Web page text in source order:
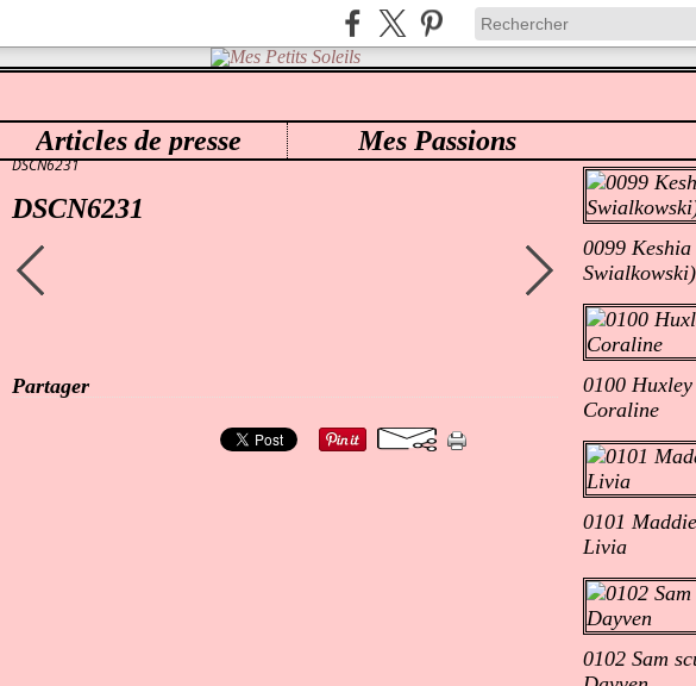
Articles de presse
Mes Passions
MES PETITS SOLEILS > 0117 ELENA SCULPTED BY REGINA SWIALKOWSKI ZAHIRA >
DSCN6231
DSCN6231
Partager
0099
Swialkowski)
0100
Coraline
0101
Livia
0102 Sam